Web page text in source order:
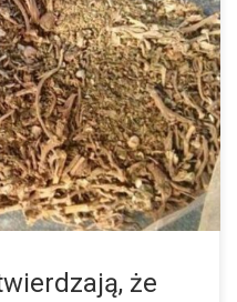
na to, że ludzie już tysiące
poprzez pozostałości
takich jak te odkryte
że